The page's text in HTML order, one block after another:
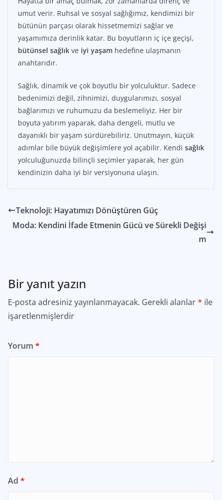
umut verir. Ruhsal ve sosyal sağlığımız, kendimizi bir
bütünün parçası olarak hissetmemizi sağlar ve
yaşamımıza derinlik katar. Bu boyutların iç içe geçişi,
bütünsel sağlık ve iyi yaşam hedefine ulaşmanın
anahtarıdır.
Sağlık, dinamik ve çok boyutlu bir yolculuktur. Sadece
bedenimizi değil, zihnimizi, duygularımızı, sosyal
bağlarımızı ve ruhumuzu da beslemeliyiz. Her bir
boyuta yatırım yaparak, daha dengeli, mutlu ve
dayanıklı bir yaşam sürdürebiliriz. Unutmayın, küçük
adımlar bile büyük değişimlere yol açabilir. Kendi sağlık
yolculuğunuzda bilinçli seçimler yaparak, her gün
kendinizin daha iyi bir versiyonuna ulaşın.
Teknoloji: Hayatımızı Dönüştüren Güç
Moda: Kendini İfade Etmenin Gücü ve Sürekli Değişi
m
Bir yanıt yazın
E-posta adresiniz yayınlanmayacak. Gerekli alanlar* ile
işaretlenmişlerdir
Yorum *
Ad *